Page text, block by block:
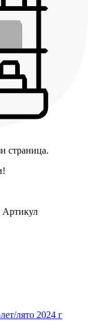
страница.
Артикул
лято 2024 г